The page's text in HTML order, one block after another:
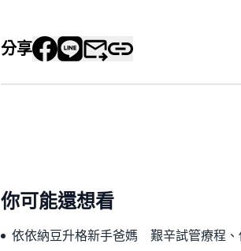
分享
你可能還想看
依依納豆升格新手爸媽 艱辛試管療程、